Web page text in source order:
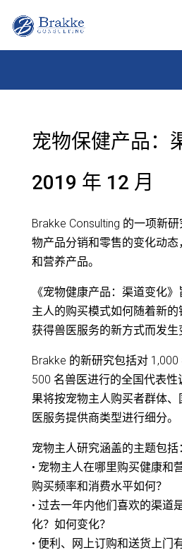
宠物保健产品：
2019 年 12 月
Brakke Consulting 的一项新
物产品分销和零售的变化动
和营养产品。
《宠物健康产品：渠道变化
主人的购买模式如何随着新的
获得兽医服务的新方式而发生
Brakke 的新研究包括对
500 名兽医进行的全国代表性
果将按宠物主人购买者群体
医服务提供商类型进行细分。
宠物主人研究涵盖的主题包括
• 宠物主人在哪里购买健康和
购买频率和消费水平如何？
• 过去一年内他们喜欢的渠道
化？如何变化？
• 便利、网上订购和送货上门